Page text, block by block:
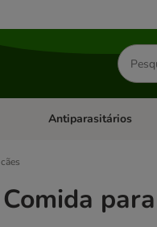
Gatos
Abrir menu de
Antiparasitários
Comida